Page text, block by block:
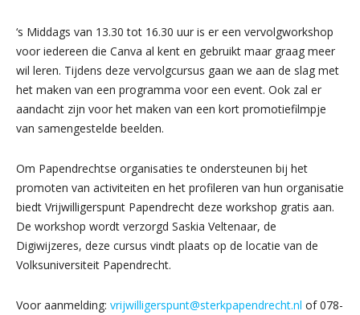
‘s Middags van 13.30 tot 16.30 uur is er een vervolgworkshop
voor iedereen die Canva al kent en gebruikt maar graag meer
wil leren. Tijdens deze vervolgcursus gaan we aan de slag met
het maken van een programma voor een event. Ook zal er
aandacht zijn voor het maken van een kort promotiefilmpje
van samengestelde beelden.
Om Papendrechtse organisaties te ondersteunen bij het
promoten van activiteiten en het profileren van hun organisatie
biedt Vrijwilligerspunt Papendrecht deze workshop gratis aan.
De workshop wordt verzorgd Saskia Veltenaar, de
Digiwijzeres, deze cursus vindt plaats op de locatie van de
Volksuniversiteit Papendrecht.
Voor aanmelding: vrijwilligerspunt@sterkpapendrecht.nl of 078-